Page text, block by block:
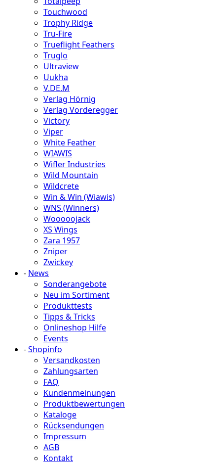
Touchwood
Trophy Ridge
Tru-Fire
Trueflight Feathers
Truglo
Ultraview
Uukha
V.DE.M
Verlag Hörnig
Verlag Vorderegger
Victory
Viper
White Feather
WIAWIS
Wifler Industries
Wild Mountain
Wildcrete
Win & Win (Wiawis)
WNS (Winners)
Wooooojack
XS Wings
Zara 1957
Zniper
Zwickey
- News
Sonderangebote
Neu im Sortiment
Produkttests
Tipps & Tricks
Onlineshop Hilfe
Events
-Shopinfo
Versandkosten
Zahlungsarten
FAQ
Kundenmeinungen
Produktbewertungen
Kataloge
Rücksendungen
Impressum
AGB
Kontakt